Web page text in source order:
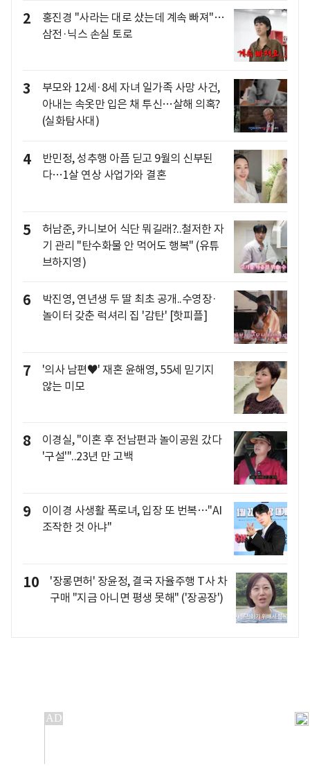
2
홍진경 "사라는 대로 샀는데 계속 빠져"…
삼전·닉스 손실 토로
3
부모와 12세·8세 자녀 일가족 사망 사건,
아내는 속옷만 입은 채 투신…살해 의혹?
(실화탐사대)
4
반민정, 성추행 아픔 딛고 9월의 신부된
다…1살 연상 사업가와 결혼
5
허남준, 카니보어 식단 뭐길래?..철저한 자
기 관리 "탄수화물 안 먹어도 행복" (유튜
브하지영)
6
박진영, 연년생 두 딸 최초 공개..수영장·
놀이터 갖춘 럭셔리 집 '감탄' [핫피플]
7
'의사 남편♥' 재혼 윤해영, 55세 믿기지
않는 미모
8
이경실, "이혼 후 전남편과 놀이공원 갔다
'구설'"..23년 만 고백
9
이이경 사생활 폭로녀, 입장 또 번복…"AI
조작한 것 아냐"
10
'장롱면허' 장윤정, 결국 자율주행 T사 차
구매 "지금 아니면 평생 못해" ('장공장')